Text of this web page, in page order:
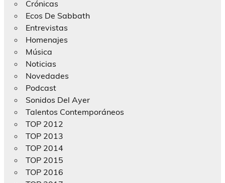
Crónicas
Ecos De Sabbath
Entrevistas
Homenajes
Música
Noticias
Novedades
Podcast
Sonidos Del Ayer
Talentos Contemporáneos
TOP 2012
TOP 2013
TOP 2014
TOP 2015
TOP 2016